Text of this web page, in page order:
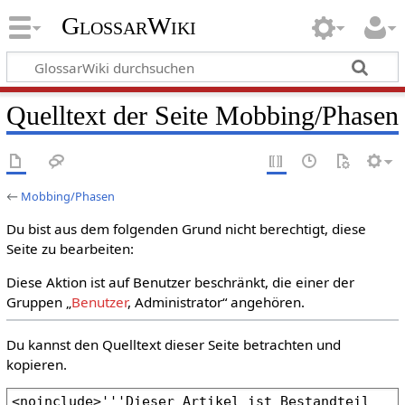
GlossarWiki
Quelltext der Seite Mobbing/Phasen
← Mobbing/Phasen
Du bist aus dem folgenden Grund nicht berechtigt, diese
Seite zu bearbeiten:
Diese Aktion ist auf Benutzer beschränkt, die einer der
Gruppen „Benutzer, Administrator“ angehören.
Du kannst den Quelltext dieser Seite betrachten und
kopieren.